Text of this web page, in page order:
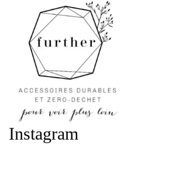
Instagram